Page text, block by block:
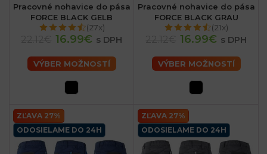
Pracovné nohavice do pása
FORCE BLACK GELB
(27x)
16.99€ s DPH
VÝBER MOŽNOSTÍ
Pracovné nohavice do pása
FORCE BLACK GRAU
(21x)
16.99€ s DPH
VÝBER MOŽNOSTÍ
ZĽAVA 27%
ODOSIELAME DO 24H
ZĽAVA 27%
ODOSIELAME DO 24H